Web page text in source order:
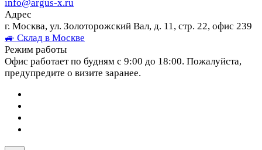
info@argus-x.ru
Адрес
г. Москва, ул. Золоторожский Вал, д. 11, стр. 22, офис 239
🚙 Склад в Москве
Режим работы
Офис работает по будням с 9:00 до 18:00. Пожалуйста,
предупредите о визите заранее.